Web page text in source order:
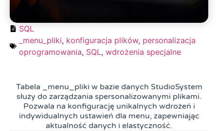
SQL
_menu_pliki, konfiguracja plików, personalizacja
oprogramowania, SQL, wdrożenia specjalne
Tabela _menu_pliki w bazie danych StudioSystem
służy do zarządzania spersonalizowanymi plikami.
Pozwala na konfigurację unikalnych wdrożeń i
indywidualnych ustawień dla menu, zapewniając
aktualność danych i elastyczność.